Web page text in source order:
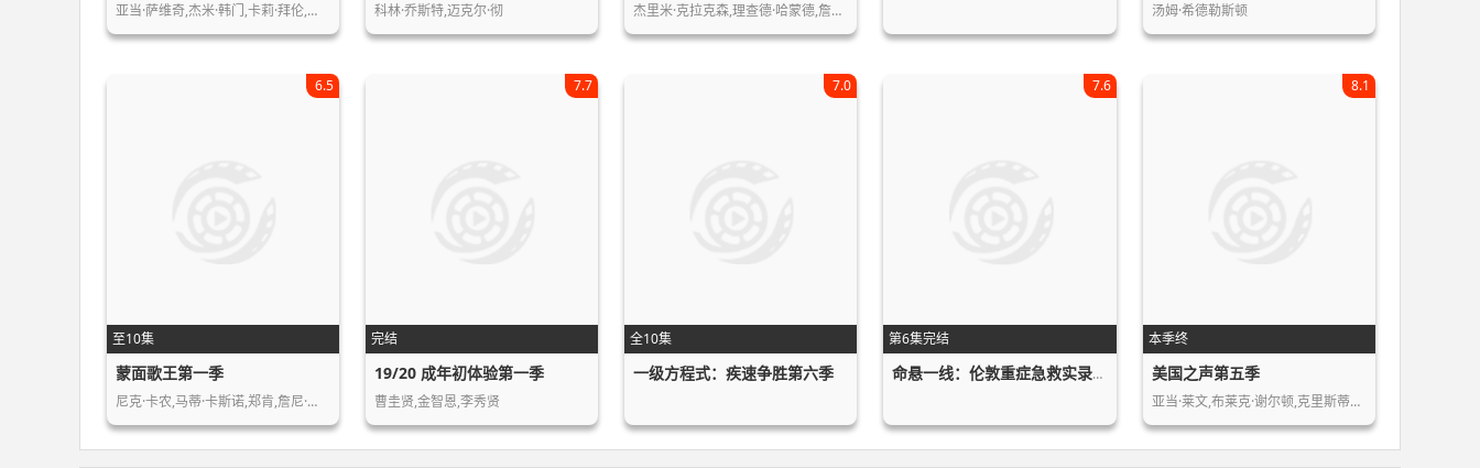
亚当·萨维奇,杰米·韩门,卡莉·拜伦,… 科林·乔斯特,迈克尔·彻 杰里米·克拉克森,理查德·哈蒙德,詹姆… 汤姆·希德勒斯顿
至10集
6.5
蒙面歌王第一季
尼克·卡农,马蒂·卡斯诺,郑肯,詹尼·…
完结
7.7
19/20 成年初体验第一季
曹圭贤,金智恩,李秀贤
全10集
7.0
一级方程式：疾速争胜第六季
第6集完结
7.6
命悬一线：伦敦重症急救实录第一季
本季终
8.1
美国之声第五季
亚当·莱文,布莱克·谢尔顿,克里斯蒂娜…